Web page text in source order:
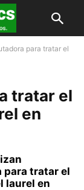
para tratar el
tratar el
en
para tratar el
laurel en